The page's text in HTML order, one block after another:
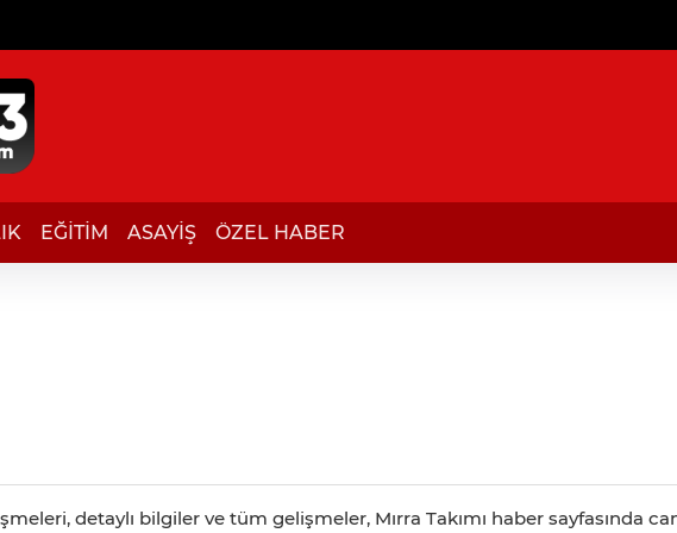
EĞİTİM ASAYİŞ ÖZEL HABER
detaylı bilgiler ve tüm gelişmeler, Mırra Takımı haber sayfasında